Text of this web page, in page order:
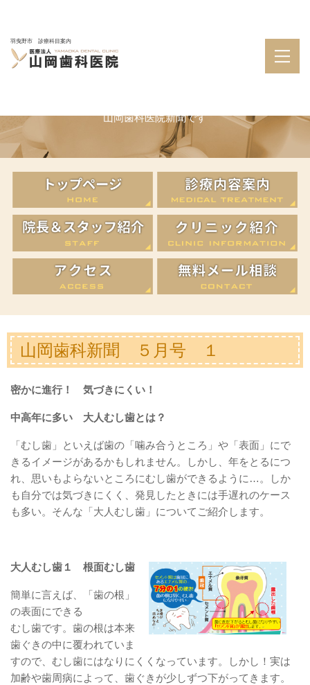
羽曳野市 診療科目案内
山岡歯科医院新聞です
山岡歯科新聞 ５月号 １
密かに進行！ 気づきにくい！
中高年に多い 大人むし歯とは？
「むし歯」といえば歯の「噛み合うところ」や「表面」にで
きるイメージがあるかもしれません。しかし、年をとるにつ
れ、思いもよらないところにむし歯ができるように…。しか
も自分では気づきにくく、発見したときには手遅れのケース
も多い。そんな「大人むし歯」についてご紹介します。
大人むし歯１ 根面むし歯
簡単に言えば、「歯の根」
の表面にできる
むし歯です。歯の根は本来
歯ぐきの中に覆われていま
すので、むし歯にはなりにくくなっています。しかし！実は
加齢や歯周病によって、歯ぐきが少しずつ下がってきます。